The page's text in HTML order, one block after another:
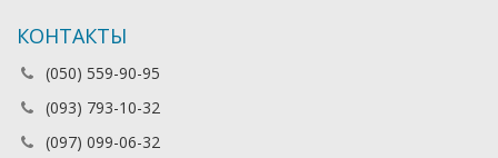
КОНТАКТЫ
(050) 559-90-95
(093) 793-10-32
(097) 099-06-32